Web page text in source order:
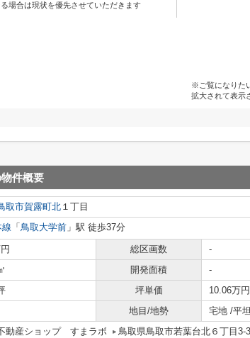
場合は現状を優先させていただきます
※ご覧になりた
拡大されて表示
件概要
取市賀露町北 １丁目
線 「 鳥取大学前 」駅 徒歩37分
総区画数
-
開発面積
-
坪単価
10.06万円
地目/地勢 宅地 /平坦
動産ショップ すまラボ
鳥取県鳥取市若葉台北６丁目3-